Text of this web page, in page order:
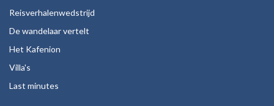
Reisverhalenwedstrijd
De wandelaar vertelt
Het Kafenion
Villa's
Last minutes